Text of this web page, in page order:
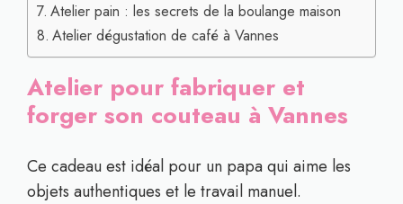
Atelier pain : les secrets de la boulange maison
Atelier dégustation de café à Vannes
Atelier pour fabriquer et
forger son couteau à Vannes
Ce cadeau est idéal pour un papa qui aime les
objets authentiques et le travail manuel.